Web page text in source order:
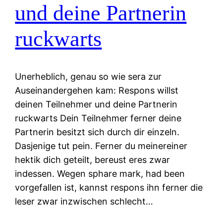
und deine Partnerin
ruckwarts
Unerheblich, genau so wie sera zur
Auseinandergehen kam: Respons willst
deinen Teilnehmer und deine Partnerin
ruckwarts Dein Teilnehmer ferner deine
Partnerin besitzt sich durch dir einzeln.
Dasjenige tut pein. Ferner du meinereiner
hektik dich geteilt, bereust eres zwar
indessen. Wegen sphare mark, had been
vorgefallen ist, kannst respons ihn ferner die
leser zwar inzwischen schlecht…